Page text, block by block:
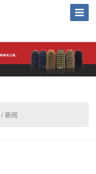
Toggle
/新闻